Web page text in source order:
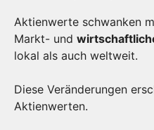
Aktienwerte schwanken
Markt- und
lokal als auch weltweit.
Diese Veränderungen
Aktienwerten.